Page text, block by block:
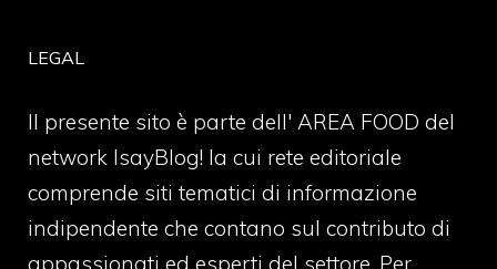
LEGAL
Il presente sito è parte dell' AREA FOOD del
network IsayBlog! la cui rete editoriale
comprende siti tematici di informazione
indipendente che contano sul contributo di
appassionati ed esperti del settore. Per